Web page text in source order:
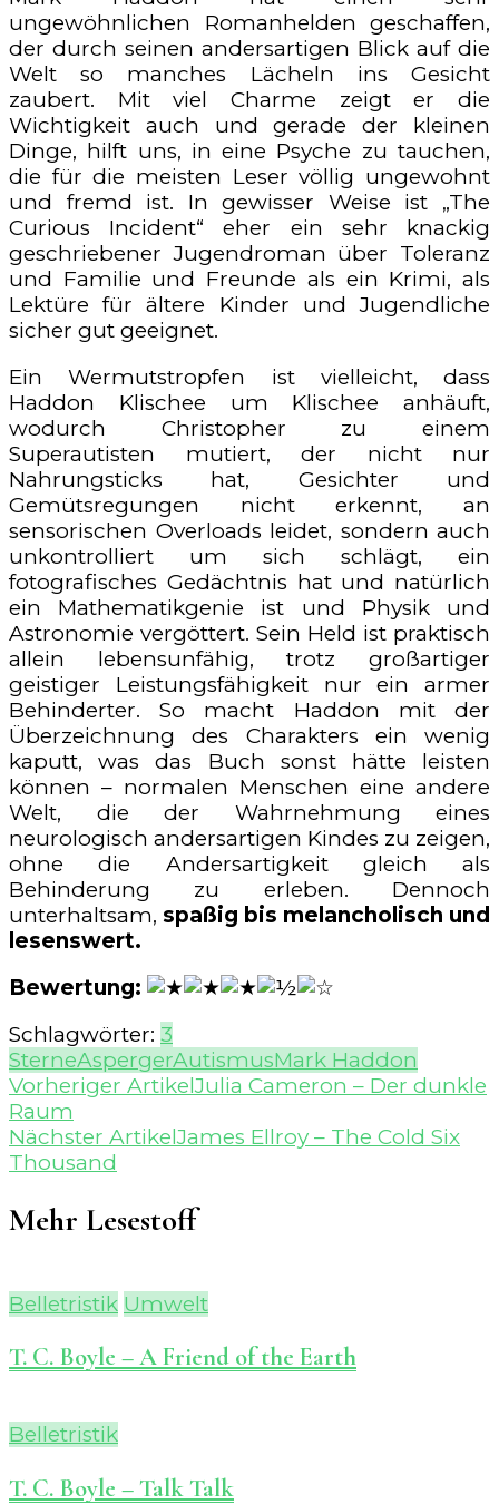
ungewöhnlichen Romanhelden geschaffen,
der durch seinen andersartigen Blick auf die
Welt so manches Lächeln ins Gesicht
zaubert. Mit viel Charme zeigt er die
Wichtigkeit auch und gerade der kleinen
Dinge, hilft uns, in eine Psyche zu tauchen,
die für die meisten Leser völlig ungewohnt
und fremd ist. In gewisser Weise ist „The
Curious Incident“ eher ein sehr knackig
geschriebener Jugendroman über Toleranz
und Familie und Freunde als ein Krimi, als
Lektüre für ältere Kinder und Jugendliche
sicher gut geeignet.
Ein Wermutstropfen ist vielleicht, dass
Haddon Klischee um Klischee anhäuft,
wodurch Christopher zu einem
Superautisten mutiert, der nicht nur
Nahrungsticks hat, Gesichter und
Gemütsregungen nicht erkennt, an
sensorischen Overloads leidet, sondern auch
unkontrolliert um sich schlägt, ein
fotografisches Gedächtnis hat und natürlich
ein Mathematikgenie ist und Physik und
Astronomie vergöttert. Sein Held ist praktisch
allein lebensunfähig, trotz großartiger
geistiger Leistungsfähigkeit nur ein armer
Behinderter. So macht Haddon mit der
Überzeichnung des Charakters ein wenig
kaputt, was das Buch sonst hätte leisten
können – normalen Menschen eine andere
Welt, die der Wahrnehmung eines
neurologisch andersartigen Kindes zu zeigen,
ohne die Andersartigkeit gleich als
Behinderung zu erleben. Dennoch
unterhaltsam, spaßig bis melancholisch und
lesenswert.
Bewertung:
Schlagwörter: 3
SterneAspergerAutismusMark Haddon
Beitragsnavigation
Vorheriger ArtikelJulia Cameron – Der dunkle
Raum
Nächster ArtikelJames Ellroy – The Cold Six
Thousand
Mehr Lesestoff
Belletristik Umwelt
T. C. Boyle – A Friend of the Earth
Belletristik
T. C. Boyle – Talk Talk